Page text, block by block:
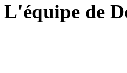
L'équipe de